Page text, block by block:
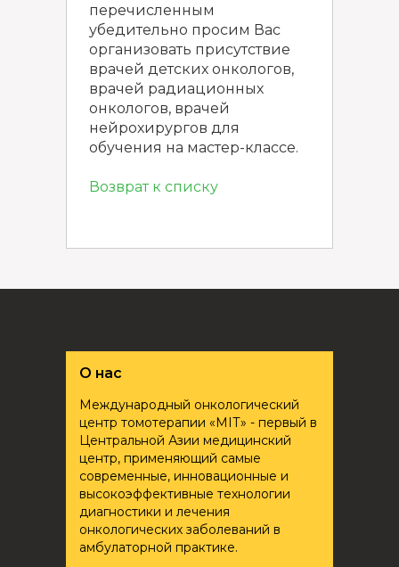
перечисленным
убедительно просим Вас
организовать присутствие
врачей детских онкологов,
врачей радиационных
онкологов, врачей
нейрохирургов для
обучения на мастер-классе.
Возврат к списку
О нас
Международный онкологический
центр томотерапии «ҮМІТ» - первый в
Центральной Азии медицинский
центр, применяющий самые
современные, инновационные и
высокоэффективные технологии
диагностики и лечения
онкологических заболеваний в
амбулаторной практике.